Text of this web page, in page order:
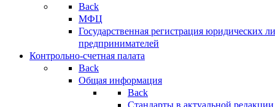
Back
МФЦ
Государственная регистрация юридических
предпринимателей
Контрольно-счетная палата
Back
Общая информация
Back
Стандарты в актуальной редакции